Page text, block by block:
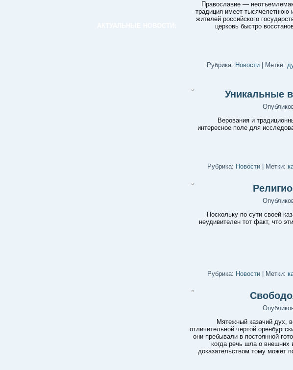
Православие —
традиция имеет тысячелетнюю
жителей российского
церковь быстро
Рубрика: Новости Метки:
Уникальные
Верования и
интересное поле для
Рубрика: Новости Метки:
Поскольку по сути своей
неудивителен тот факт, что
Рубрика: Новости Метки:
Мятежный казачий дух,
отличительной чертой
они пребывали в постоянной
когда речь шла о внешних
доказательством тому может